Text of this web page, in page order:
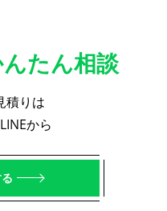
たん相談
積りは
から